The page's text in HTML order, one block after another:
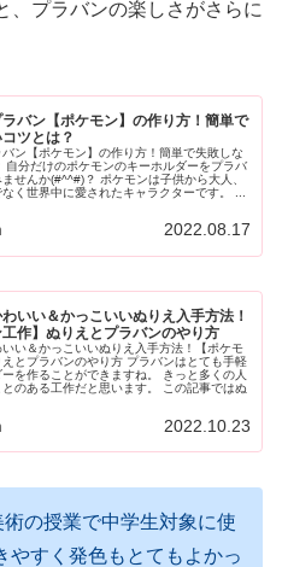
、プラバンの楽しさがさらに
バン【ポケモン】の作り方！簡単で
ツとは？
ン【ポケモン】の作り方！簡単で失敗しな
自分だけのポケモンのキーホルダーをプラバ
せんか(#^^#)？ ポケモンは子供から大人、
く世界中に愛されたキャラクターです。 ...
2022.08.17
いい＆かっこいいぬりえ入手方法！
工作】ぬりえとプラバンのやり方
いい＆かっこいいぬりえ入手方法！【ポケモ
えとプラバンのやり方 プラバンはとても手軽
を作ることができますね。 きっと多くの人
のある工作だと思います。 この記事ではぬ
2022.10.23
の授業で中学生対象に使
やすく発色もとてもよかっ